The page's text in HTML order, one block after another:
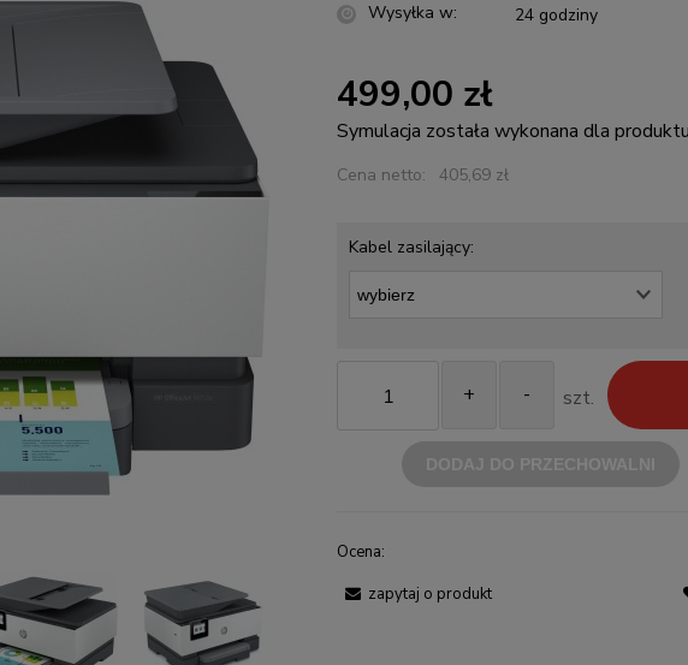
Wysyłka w:
24 godziny
499,00 zł
Symulacja została wykonana dla
Cena netto: 405,69 zł
Kabel zasilający:
+ - szt.
Ocena:
zapytaj o produkt